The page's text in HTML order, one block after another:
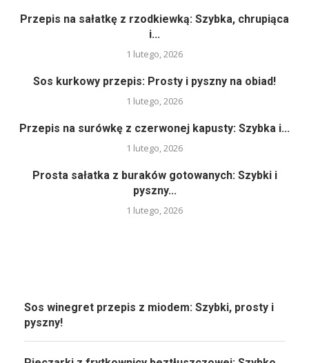
Przepis na sałatkę z rzodkiewką: Szybka, chrupiąca
i...
1 lutego, 2026
Sos kurkowy przepis: Prosty i pyszny na obiad!
1 lutego, 2026
Przepis na surówkę z czerwonej kapusty: Szybka i...
1 lutego, 2026
Prosta sałatka z buraków gotowanych: Szybki i
pyszny...
1 lutego, 2026
Sos winegret przepis z miodem: Szybki, prosty i
pyszny!